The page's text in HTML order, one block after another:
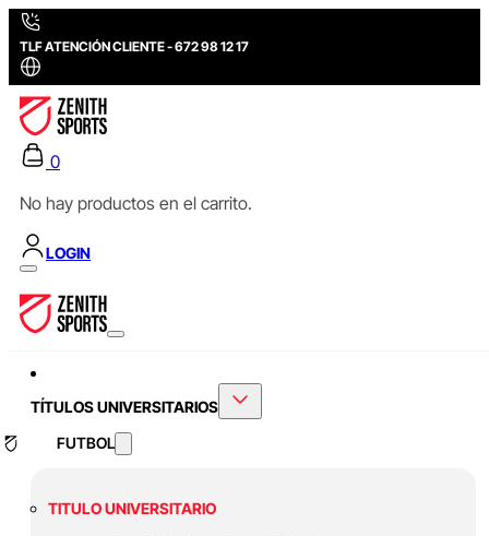
TLF ATENCIÓN CLIENTE - 672 98 12 17
0
No hay productos en el carrito.
LOGIN
TÍTULOS UNIVERSITARIOS
FUTBOL
TITULO UNIVERSITARIO